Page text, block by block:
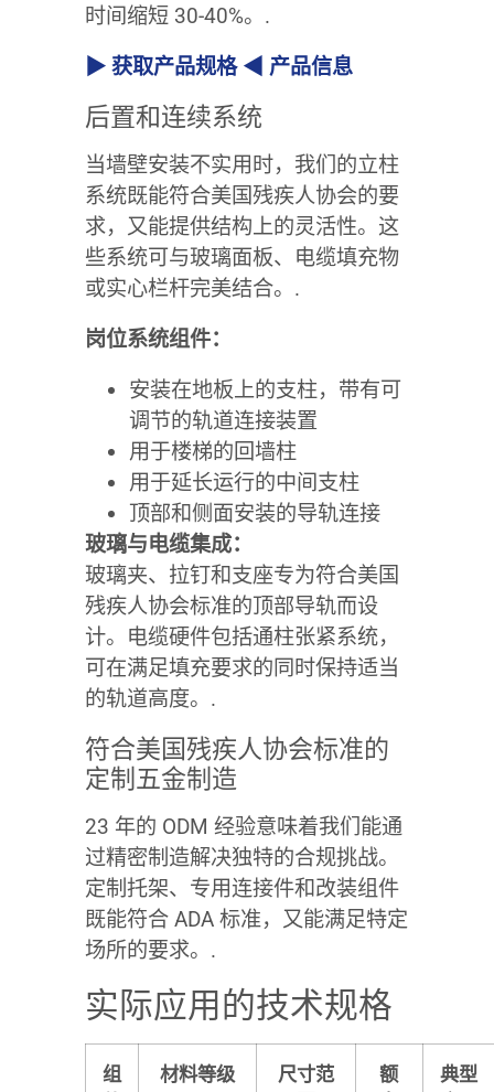
时间缩短 30-40%。.
▶ 获取产品规格 ◀ 产品信息
后置和连续系统
当墙壁安装不实用时，我们的立柱
系统既能符合美国残疾人协会的要
求，又能提供结构上的灵活性。这
些系统可与玻璃面板、电缆填充物
或实心栏杆完美结合。.
岗位系统组件：
安装在地板上的支柱，带有可
调节的轨道连接装置
用于楼梯的回墙柱
用于延长运行的中间支柱
顶部和侧面安装的导轨连接
玻璃与电缆集成：
玻璃夹、拉钉和支座专为符合美国
残疾人协会标准的顶部导轨而设
计。电缆硬件包括通柱张紧系统，
可在满足填充要求的同时保持适当
的轨道高度。.
符合美国残疾人协会标准的
定制五金制造
23 年的 ODM 经验意味着我们能通
过精密制造解决独特的合规挑战。
定制托架、专用连接件和改装组件
既能符合 ADA 标准，又能满足特定
场所的要求。.
实际应用的技术规格
组
材料等级
尺寸范
额
典型